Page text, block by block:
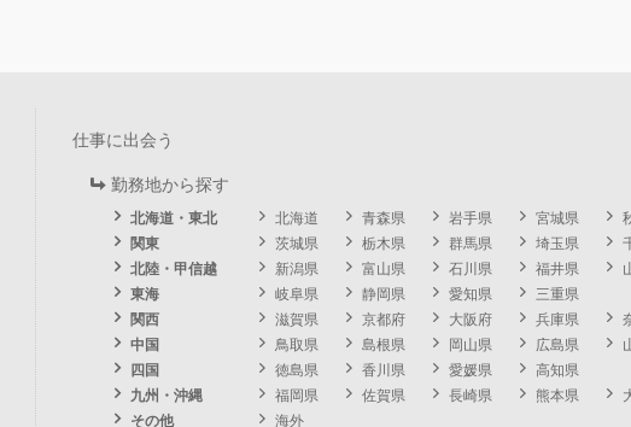
仕事に出会う
勤務地から探す
北海道・東北 北海道 青森県 岩手県 宮城県
関東
茨城県 栃木県 群馬県 埼玉県
北陸・甲信越
新潟県 富山県 石川県 福井県
東海
岐阜県 静岡県 愛知県
三重県
関西
滋賀県 京都府 大阪府 兵庫県
中国
鳥取県 島根県 岡山県 広島県
四国
徳島県 香川県 愛媛県
高知県
九州・沖縄
福岡県 佐賀県 長崎県 熊本県
その他
海外